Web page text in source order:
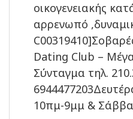
οικογενειακής
αρρενωπό
Dating Club –
Σύνταγμα τηλ.
10πμ-9μμ &